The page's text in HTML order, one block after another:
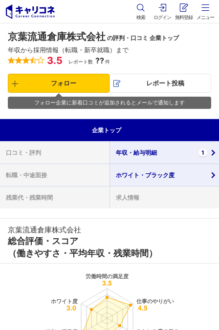
検索 ログイン 無料登録 メニュー
京葉流通倉庫株式会社 の評判・口コミ 企業トップ
年収から採用情報（転職・新卒就職）まで
3.5 レポート数 ??件
フォロー レポート投稿
フォロー企業に新着口コミが追加されるとメールで通知します
企業 トップ
口コミ・ 評判 年収・ 給与明細 1
転職・ 中途面接 ホワイト・ ブラック度
残業代・ 残業時間 求人情報
京葉流通倉庫株式会社
総合評価・スコア
（働きやすさ・平均年収・残業時間）